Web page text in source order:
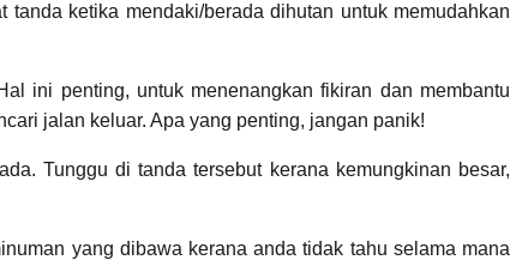
ketika mendaki/berada dihutan untuk memudahkan
ini penting, untuk menenangkan fikiran dan membantu
jalan keluar. Apa yang penting, jangan panik!
Tunggu di tanda tersebut kerana kemungkinan besar,
yang dibawa kerana anda tidak tahu selama mana